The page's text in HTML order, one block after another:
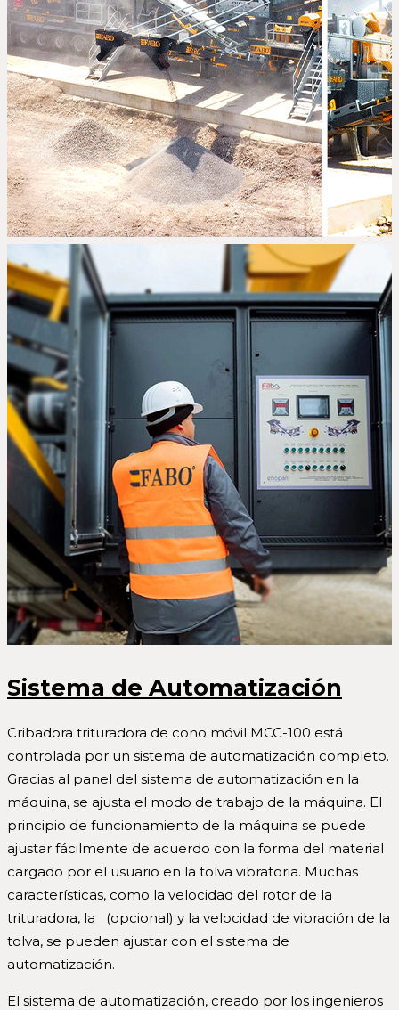
Sistema de Automatización
Cribadora trituradora de cono móvil MCC-100 está
controlada por un sistema de automatización completo.
Gracias al panel del sistema de automatización en la
máquina, se ajusta el modo de trabajo de la máquina. El
principio de funcionamiento de la máquina se puede
ajustar fácilmente de acuerdo con la forma del material
cargado por el usuario en la tolva vibratoria. Muchas
características, como la velocidad del rotor de la
trituradora, la (opcional) y la velocidad de vibración de la
tolva, se pueden ajustar con el sistema de
automatización.
El sistema de automatización, creado por los ingenieros